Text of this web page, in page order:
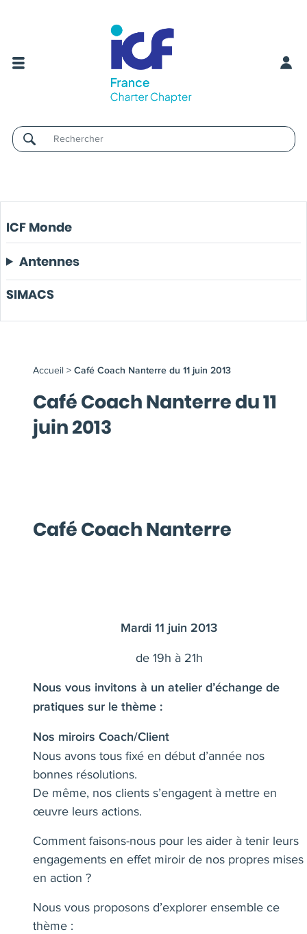
Username
ICF Monde
Antennes
SIMACS
Accueil > Café Coach Nanterre du 11 juin 2013
Café Coach Nanterre du 11
juin 2013
Café Coach Nanterre
Mardi 11 juin 2013
de 19h à 21h
Nous vous invitons à un atelier d’échange de
pratiques sur le thème :
Nos miroirs Coach/Client
Nous avons tous fixé en début d’année nos
bonnes résolutions.
De même, nos clients s’engagent à mettre en
œuvre leurs actions.
Comment faisons-nous pour les aider à tenir leurs
engagements en effet miroir de nos propres mises
en action ?
Nous vous proposons d’explorer ensemble ce
thème :